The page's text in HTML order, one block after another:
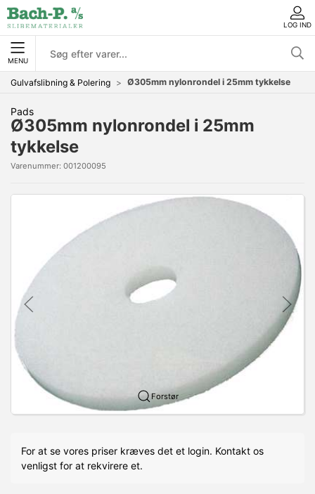
LOG IND
MENU
Gulvafslibning & Polering Ø305mm nylonrondel i 25mm tykkelse
Pads
Ø305mm nylonrondel i 25mm
tykkelse
Varenummer: 001200095
Forstør
For at se vores priser kræves det et login. Kontakt os
venligst for at rekvirere et.